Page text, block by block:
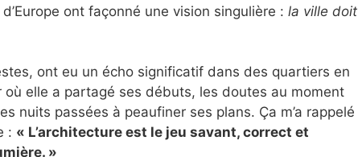
ont façonné une vision singulière : la ville doit
ont eu un écho significatif dans des quartiers en
où elle a partagé ses débuts, les doutes au moment
nuits passées à peaufiner ses plans. Ça m’a rappelé
: « L’architecture est le jeu savant, correct et
»